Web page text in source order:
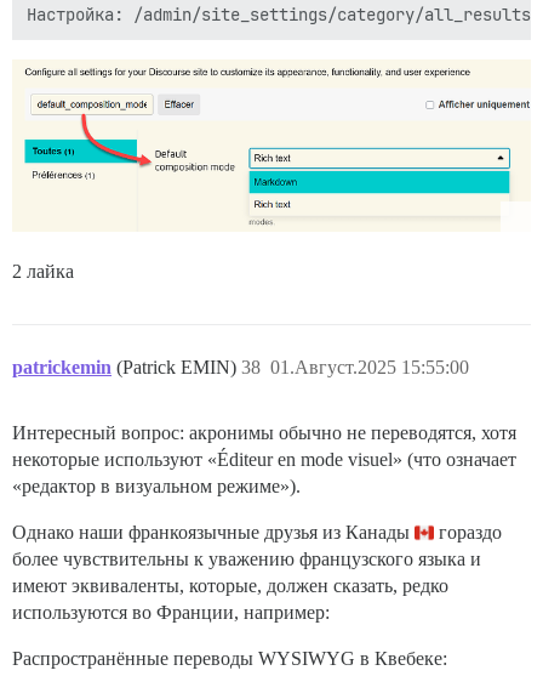
2 лайка
patrickemin (Patrick EMIN) 01.Август.2025 15:55:00
38
Интересный вопрос: акронимы обычно не переводятся, хотя
некоторые используют «Éditeur en mode visuel» (что означает
«редактор в визуальном режиме»).
Однако наши франкоязычные друзья из Канады
гораздо
более чувствительны к уважению французского языка и
имеют эквиваленты, которые, должен сказать, редко
используются во Франции, например:
Распространённые переводы WYSIWYG в Квебеке: